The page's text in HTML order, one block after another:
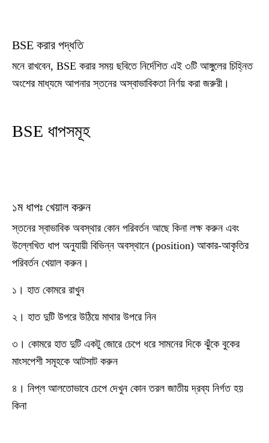
BSE করার পদ্ধতি
মনে রাখবেন, BSE করার সময় ছবিতে নির্দেশিত এই ৩টি আঙ্গুলের চিহ্নিত
অংশের মাধ্যমে আপনার স্তনের অস্বাভাবিকতা নির্ণয় করা জরুরী।
BSE ধাপসমূহ
১ম ধাপঃ খেয়াল করুন
স্তনের স্বাভাবিক অবস্থার কোন পরিবর্তন আছে কিনা লক্ষ করুন এবং
উল্লেখিত ধাপ অনুযায়ী বিভিন্ন অবস্থানে (position) আকার-আকৃতির
পরিবর্তন খেয়াল করুন।
১। হাত কোমরে রাখুন
২। হাত দুটি উপরে উঠিয়ে মাথার উপরে নিন
৩। কোমরে হাত দুটি একটু জোরে চেপে ধরে সামনের দিকে ঝুঁকে বুকের
মাংসপেশী সমূহকে আটসাট করুন
৪। নিপ্‌ল আলতোভাবে চেপে দেখুন কোন তরল জাতীয় দ্রব্য নির্গত হয়
কিনা